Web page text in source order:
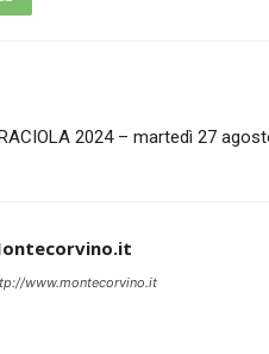
2024 – martedì 27
www.montecorvino.it